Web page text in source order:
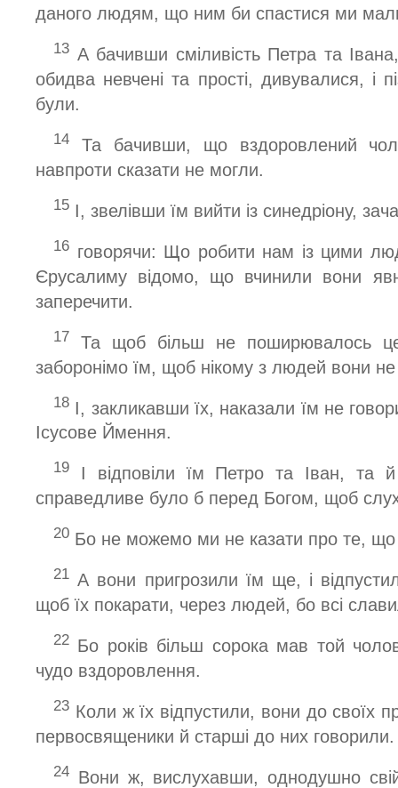
даного людям, що ним би спастися ми
13 А бачивши сміливість Петра та
обидва невчені та прості, дивувалися, і
були.
14 Та бачивши, що вздоровлений
навпроти сказати не могли.
15 І, звелівши їм вийти із синедріону,
16 говорячи: Що робити нам із цими
Єрусалиму відомо, що вчинили вони
заперечити.
17 Та щоб більш не поширювалось
заборонімо їм, щоб нікому з людей вони
18 І, закликавши їх, наказали їм не
Ісусове Ймення.
19 І відповіли їм Петро та Іван, та
справедливе було б перед Богом, щоб
20 Бо не можемо ми не казати про те,
21 А вони пригрозили їм ще, і
щоб їх покарати, через людей, бо всі
22 Бо років більш сорока мав той
чудо вздоровлення.
23 Коли ж їх відпустили, вони до своїх
первосвященики й старші до них говорили.
24 Вони ж, вислухавши, однодушно